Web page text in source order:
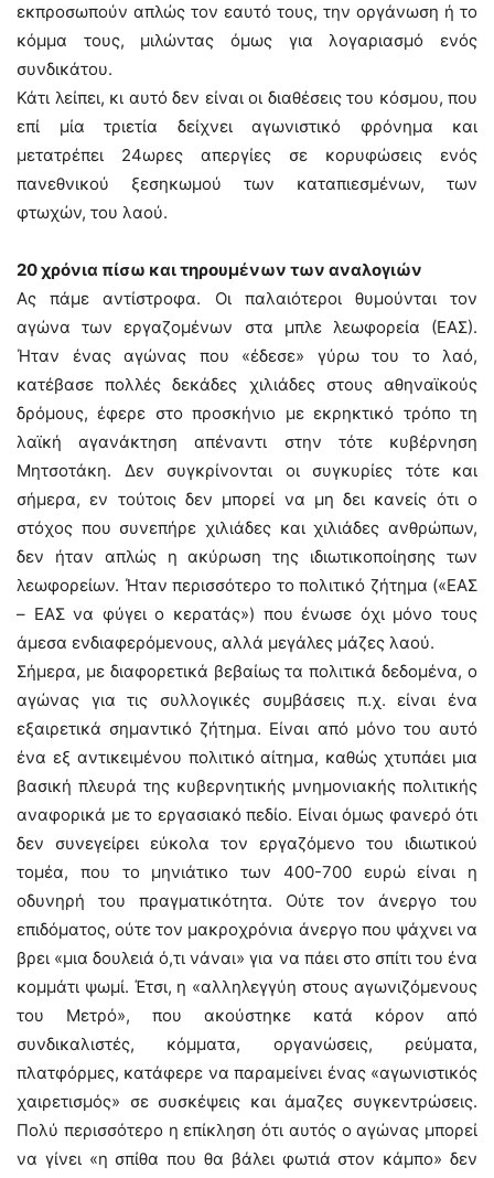
εκπροσωπούν απλώς τον εαυτό τους, την οργάνωση ή το
κόμμα τους, μιλώντας όμως για λογαριασμό ενός
συνδικάτου.
Κάτι λείπει, κι αυτό δεν είναι οι διαθέσεις του κόσμου, που
επί μία τριετία δείχνει αγωνιστικό φρόνημα και
μετατρέπει 24ωρες απεργίες σε κορυφώσεις ενός
πανεθνικού ξεσηκωμού των καταπιεσμένων, των
φτωχών, του λαού.
20 χρόνια πίσω και τηρουμένων των αναλογιών
Ας πάμε αντίστροφα. Οι παλαιότεροι θυμούνται τον
αγώνα των εργαζομένων στα μπλε λεωφορεία (ΕΑΣ).
Ήταν ένας αγώνας που «έδεσε» γύρω του το λαό,
κατέβασε πολλές δεκάδες χιλιάδες στους αθηναϊκούς
δρόμους, έφερε στο προσκήνιο με εκρηκτικό τρόπο τη
λαϊκή αγανάκτηση απέναντι στην τότε κυβέρνηση
Μητσοτάκη. Δεν συγκρίνονται οι συγκυρίες τότε και
σήμερα, εν τούτοις δεν μπορεί να μη δει κανείς ότι ο
στόχος που συνεπήρε χιλιάδες και χιλιάδες ανθρώπων,
δεν ήταν απλώς η ακύρωση της ιδιωτικοποίησης των
λεωφορείων. Ήταν περισσότερο το πολιτικό ζήτημα («ΕΑΣ
– ΕΑΣ να φύγει ο κερατάς») που ένωσε όχι μόνο τους
άμεσα ενδιαφερόμενους, αλλά μεγάλες μάζες λαού.
Σήμερα, με διαφορετικά βεβαίως τα πολιτικά δεδομένα, ο
αγώνας για τις συλλογικές συμβάσεις π.χ. είναι ένα
εξαιρετικά σημαντικό ζήτημα. Είναι από μόνο του αυτό
ένα εξ αντικειμένου πολιτικό αίτημα, καθώς χτυπάει μια
βασική πλευρά της κυβερνητικής μνημονιακής πολιτικής
αναφορικά με το εργασιακό πεδίο. Είναι όμως φανερό ότι
δεν συνεγείρει εύκολα τον εργαζόμενο του ιδιωτικού
τομέα, που το μηνιάτικο των 400-700 ευρώ είναι η
οδυνηρή του πραγματικότητα. Ούτε τον άνεργο του
επιδόματος, ούτε τον μακροχρόνια άνεργο που ψάχνει να
βρει «μια δουλειά ό,τι νάναι» για να πάει στο σπίτι του ένα
κομμάτι ψωμί. Έτσι, η «αλληλεγγύη στους αγωνιζόμενους
του Μετρό», που ακούστηκε κατά κόρον από
συνδικαλιστές, κόμματα, οργανώσεις, ρεύματα,
πλατφόρμες, κατάφερε να παραμείνει ένας «αγωνιστικός
χαιρετισμός» σε συσκέψεις και άμαζες συγκεντρώσεις.
Πολύ περισσότερο η επίκληση ότι αυτός ο αγώνας μπορεί
να γίνει «η σπίθα που θα βάλει φωτιά στον κάμπο» δεν